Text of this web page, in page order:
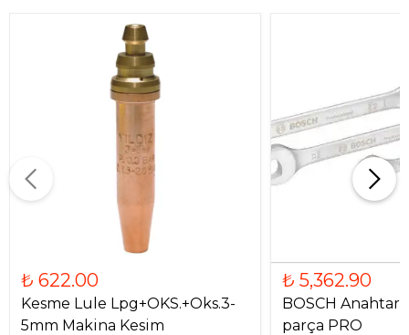
₺ 622.00
Kesme Lule Lpg+OKS.+Oks.3-
5mm Makina Kesim
₺ 5,362.90
BOSCH Anahtar
parça PRO